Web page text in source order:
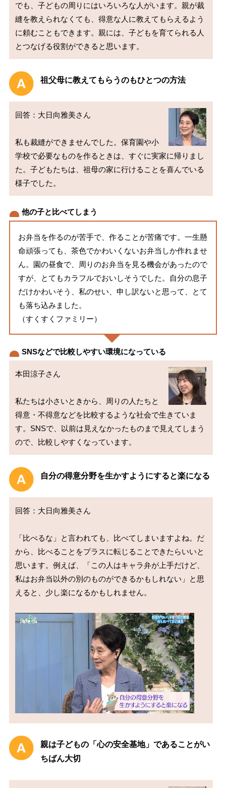
でも、子どもの周りにはいろいろな人がいます。親が裁
縫を教えられなくても、得意な人に教えてもらえるよう
に頼むこともできます。親には、子どもを育てられる人
祖父母に教えてもらうのもひとつの方法
回答：大日向雅美さん
私も裁縫ができませんでした。保育園や小
学校で必要なものを作るときは、すぐに実家に帰りまし
た。子どもたちは、祖母の家に行けることを喜んでいる
他の子と比べてしまう
お弁当を作るのが苦手で、作ることが苦痛です。一生懸
命頑張っても、茶色でかわいくないお弁当しか作れませ
ん。園の昼食で、周りのお弁当を見る機会があったので
すが、とてもカラフルでおいしそうでした。自分の息子
だけかわいそう、私のせい、申し訳ないと思って、とて
も落ち込みました。
（すくすくファミリー）
SNSなどで比較しやすい環境になっている
本田涼子さん
私たちは小さいときから、周りの人たちと
得意・不得意などを比較するような社会で生きていま
す。SNSで、以前は見えなかったものまで見えてしまう
自分の得意分野を生かすようにすると楽になる
回答：大日向雅美さん
「比べるな」と言われても、比べてしまいますよね。だ
から、比べることをプラスに転じることできたらいいと
思います。例えば、「この人はキャラ弁が上手だけど、
私はお弁当以外の別のものができるかもしれない」と思
えると、少し楽になるかもしれません。
親は子どもの「心の安全基地」であることがい
ちばん大切